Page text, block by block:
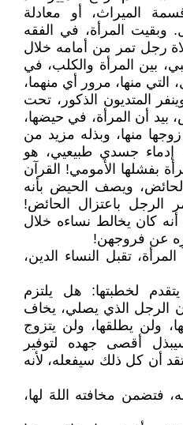
الميراث، أو معادلة
وبقيت المرأة، في الفقه
رجل تمر من أمامه خلال
بين المرأة والكلب، في
منها، مرور أي منهما،
المتديون الذكور، تحت
بيد أن المرأة، في حيضها،
منها، وبذله مزيد من
إدماء جسدي طبيعيي، هو
بفشلها الأمومي! القرآن
ويصف الحيض بأنه
الرجل باعتزال الحائض!
كان يخالط نساءه خلال
عن فروجهن!
تقبل النساء الدين،
لخطبتها: هل يلتزم
الرجل الذي يصلي، يخاف
ولن يطلقها، ولن يتزوج
أقصى جهده لتوفير
أن كل ذلك سيفعله، لأنه
فتضمن مخافته اللهَ لها،